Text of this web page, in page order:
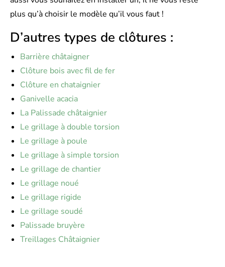
plus qu’à choisir le modèle qu’il vous faut !
D’autres types de clôtures :
Barrière châtaigner
Clôture bois avec fil de fer
Clôture en chataignier
Ganivelle acacia
La Palissade châtaignier
Le grillage à double torsion
Le grillage à poule
Le grillage à simple torsion
Le grillage de chantier
Le grillage noué
Le grillage rigide
Le grillage soudé
Palissade bruyère
Treillages Châtaignier